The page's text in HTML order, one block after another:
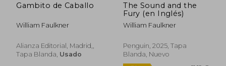
Gambito de Caballo
William Faulkner
Alianza Editorial, Madrid,,
Tapa Blanda, Usado
The Sound and the
Fury (en Inglés)
William Faulkner
Penguin, 2025, Tapa
Blanda, Nuevo